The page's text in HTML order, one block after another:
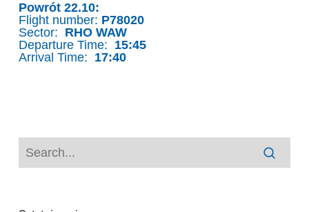
Powrót 22.10:
Flight number: P78020
Sector: RHO WAW
Departure Time: 15:45
Arrival Time: 17:40